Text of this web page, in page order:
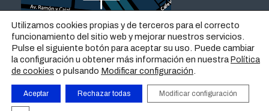
Utilizamos cookies propias y de terceros para el correcto
funcionamiento del sitio web y mejorar nuestros servicios.
Pulse el siguiente botón para aceptar su uso. Puede cambiar
la configuración u obtener más información en nuestra Política
de cookies o pulsando Modificar configuración
Aceptar Rechazar todas Modificar configuración